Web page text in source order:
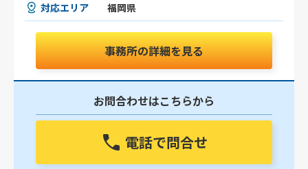
対応エリア 福岡県
事務所の詳細を見る
お問合わせはこちらから
電話で問合せ